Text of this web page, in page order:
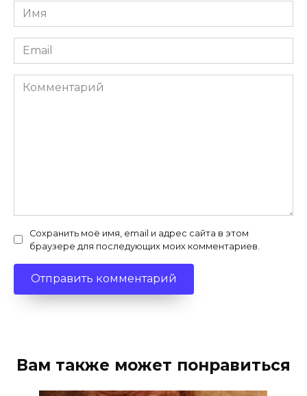
Имя
*
Email
*
Комментарий
Сохранить моё имя, email и адрес сайта в этом
браузере для последующих моих комментариев.
Вам также может понравиться